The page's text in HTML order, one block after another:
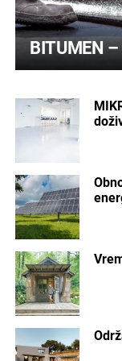
BITUMEN